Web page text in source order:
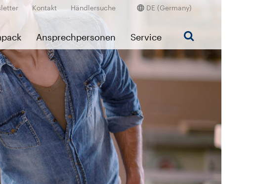
Kontakt Händlersuche DE (Germany)
Ansprechpersonen Service